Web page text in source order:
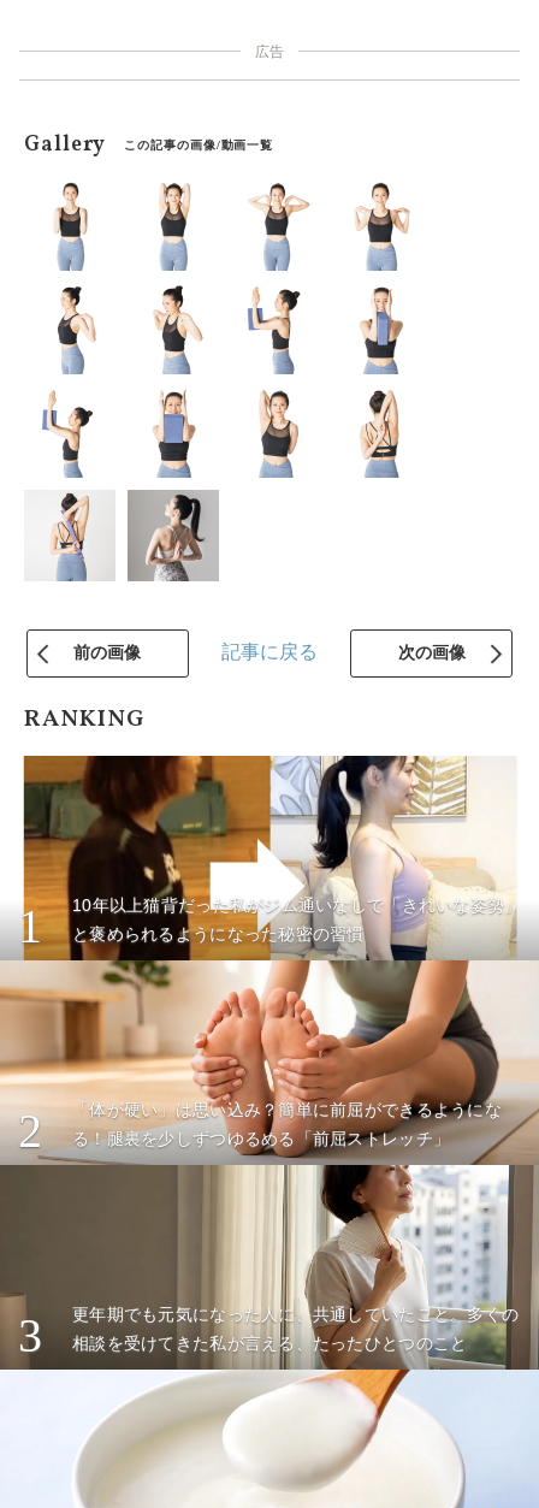
広告
Gallery この記事の画像/動画一覧
前の画像 記事に戻る 次の画像
RANKING
1
10年以上猫背だった私がジム通いなしで「きれいな姿勢」
と褒められるようになった秘密の習慣
2
「体が硬い」は思い込み？簡単に前屈ができるようにな
る！腿裏を少しずつゆるめる「前屈ストレッチ」
3
更年期でも元気になった人に、共通していたこと。多くの
相談を受けてきた私が言える、たったひとつのこと